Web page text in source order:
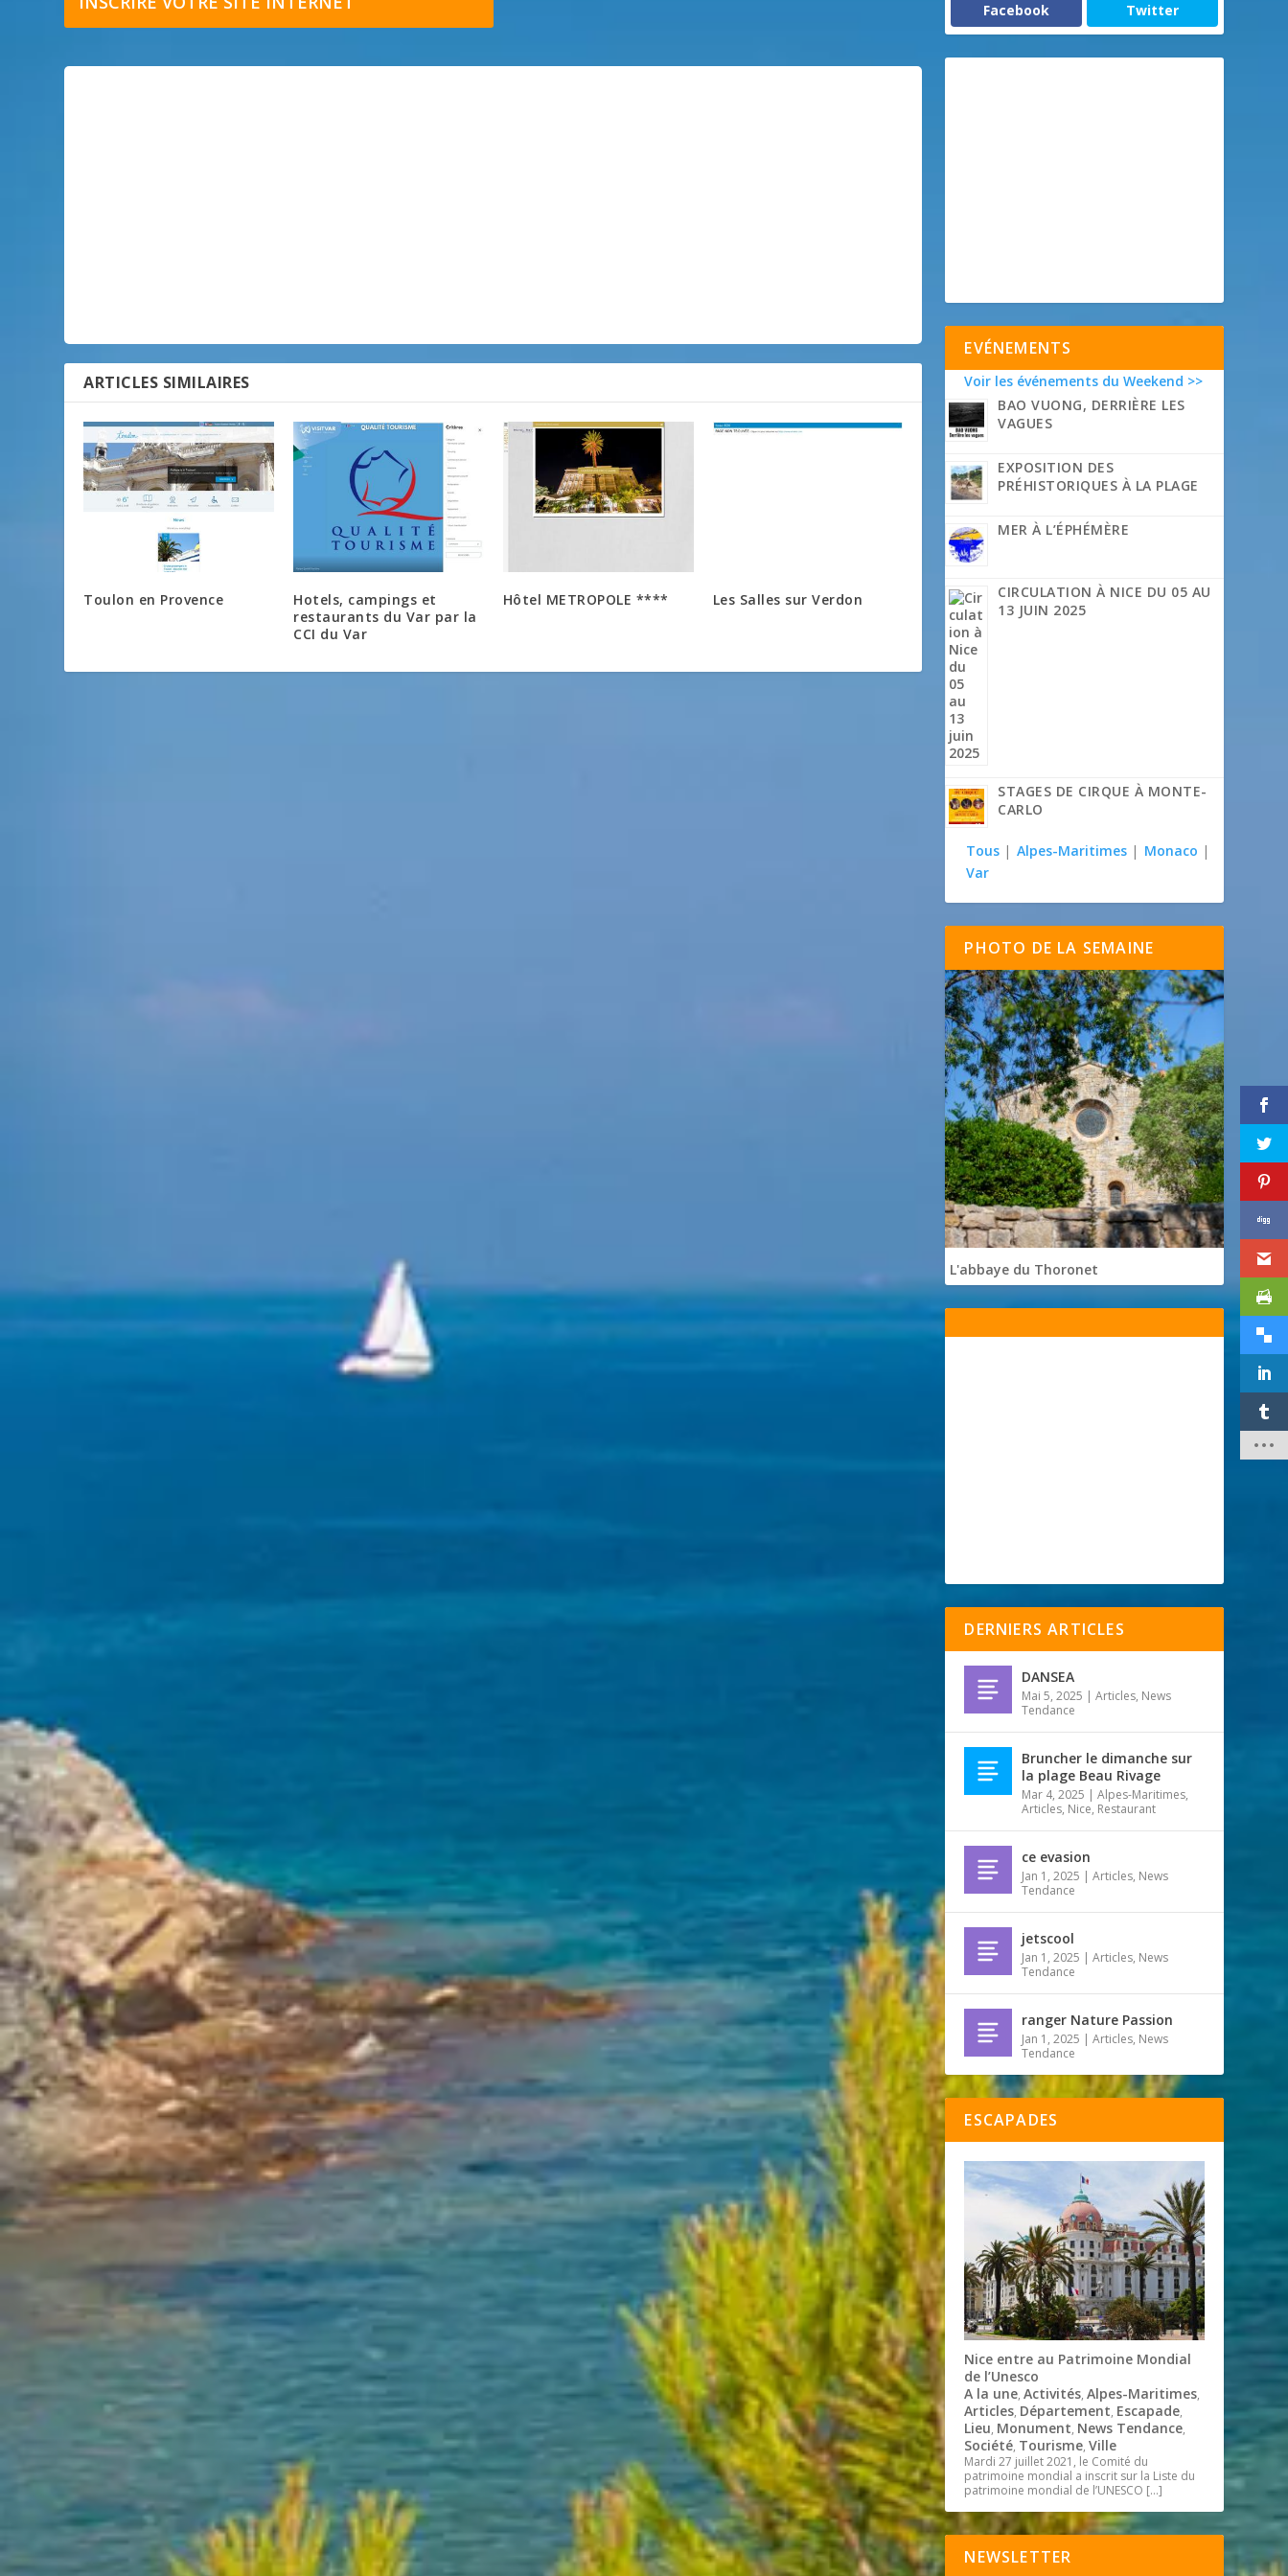
ARTICLES SIMILAIRES
Toulon en Provence
Hotels, campings et
restaurants du Var par la
CCI du Var
Hôtel METROPOLE **** Les Salles sur Verdon
Facebook Twitter
EVÉNEMENTS
Voir les événements du Weekend >>
BAO VUONG, DERRIÈRE LES
VAGUES
EXPOSITION DES
PRÉHISTORIQUES À LA PLAGE
MER À L’ÉPHÉMÈRE
CIRCULATION À NICE DU 05 AU
13 JUIN 2025
STAGES DE CIRQUE À MONTE-
CARLO
Tous | Alpes-Maritimes | Monaco |
Var
PHOTO DE LA SEMAINE
L'abbaye du Thoronet
DERNIERS ARTICLES
DANSEA
Mai 5, 2025 |Articles, News
Tendance
Bruncher le dimanche sur
la plage Beau Rivage
Mar 4, 2025 |Alpes-Maritimes,
Articles, Nice, Restaurant
ce evasion
Jan 1, 2025 |Articles, News
Tendance
jetscool
Jan 1, 2025 |Articles, News
Tendance
ranger Nature Passion
Jan 1, 2025 |Articles, News
Tendance
ESCAPADES
Nice entre au Patrimoine Mondial
de l’Unesco
A la une,Activités,Alpes-Maritimes,
Articles, Département, Escapade,
Lieu, Monument, News Tendance,
Société, Tourisme,Ville
Mardi 27 juillet 2021, le Comité du
patrimoine mondial a inscrit sur la Liste du
patrimoine mondial de l’UNESCO […]
NEWSLETTER